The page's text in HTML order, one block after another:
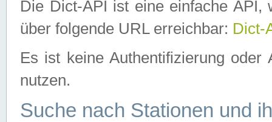
Die Dict-API ist eine einfache API,
über folgende URL erreichbar: Dict-
Es ist keine Authentifizierung
nutzen.
Suche nach Stationen und